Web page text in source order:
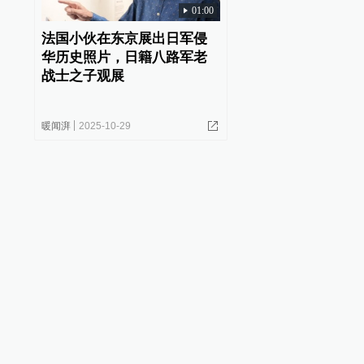
01:00
法国小伙在东京展出日军侵
华历史照片，日籍八路军老
战士之子观展
暖闻湃 2025-10-29